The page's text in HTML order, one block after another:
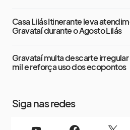
Casa Lilás Itinerante leva
Gravataí durante o Agosto Lilás
Gravataí multa descarte
mil e reforça uso dos ecopontos
Siga nas redes